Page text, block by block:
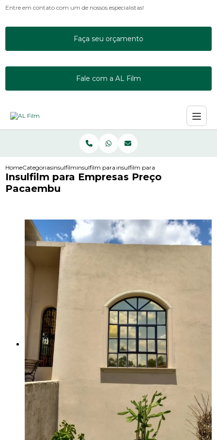
Entre em contato com um de nossos especialistas!
Faça seu orçamento
Fale com a AL Film
HomeCategoriasinsulfilminsulfilm para acrilicoinsulfilm para empresas preco
Insulfilm para Empresas Preço
Pacaembu